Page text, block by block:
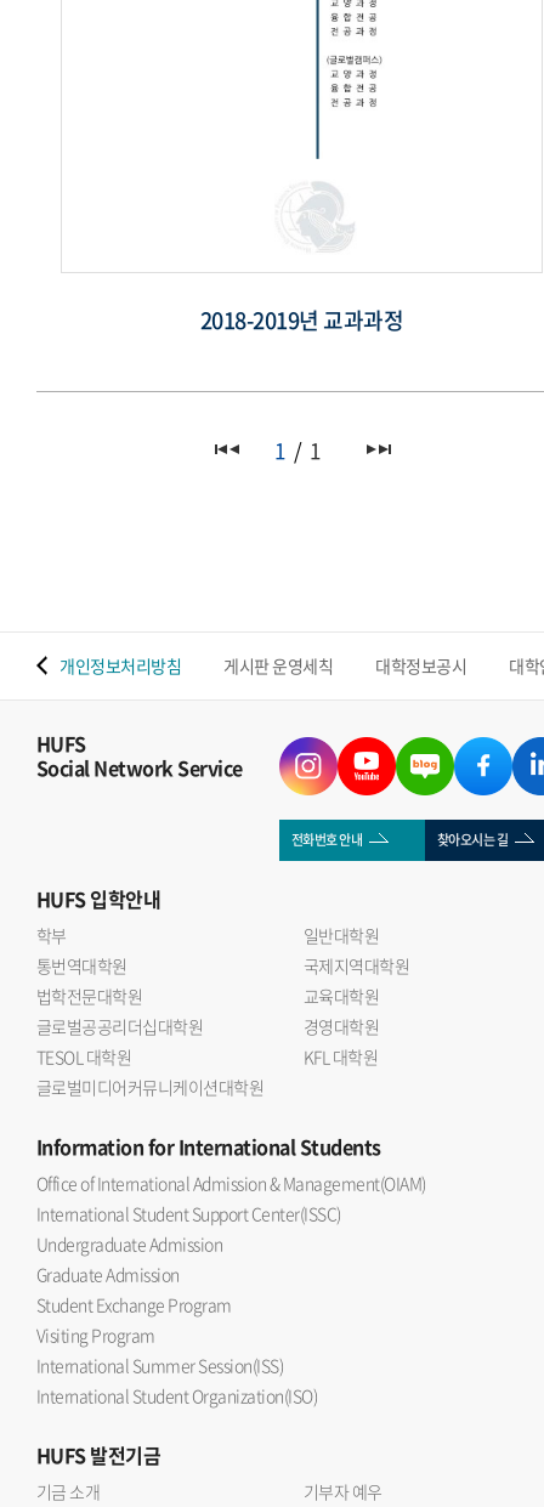
2018-2019년 교과과정
1 1
개인정보처리방침 게시판 운영세칙 대학정보공시 대
HUFS
Social Network Service
전화번호 안내 찾아오시는 길
HUFS입학안내
학부
일반대학원
통번역대학원
국제지역대학원
법학전문대학원
교육대학원
글로벌공공리더십대학원
경영대학원
TESOL 대학원
KFL 대학원
글로벌미디어커뮤니케이션대학원
Informationfor International Students
Office of International Admission & Management(OIAM)
International Student Support Center(ISSC)
Undergraduate Admission
Graduate Admission
Student Exchange Program
Visiting Program
International Summer Session(ISS)
International Student Organization(ISO)
HUFS발전기금
기금 소개
기부자 예우